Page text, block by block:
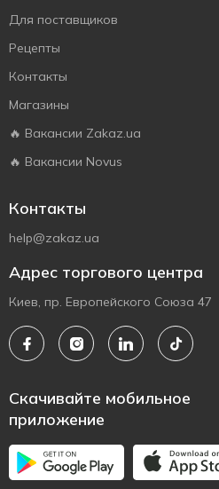
Для поставщиков
Рецепты
Контакты
Магазины
🔥 Вакансии Zakaz.ua
🔥 Вакансии Novus
Контакты
help@zakaz.ua
Адрес торгового центра
Киев, пр. Европейского Союза 47
Скачивайте мобильное
приложение